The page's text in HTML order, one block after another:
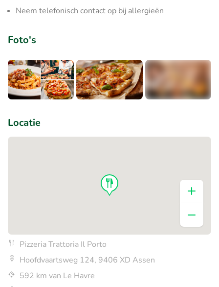
Neem telefonisch contact op bij allergieën
Foto's
Locatie
Pizzeria Trattoria Il Porto
Hoofdvaartsweg 124, 9406 XD Assen
592 km van Le Havre